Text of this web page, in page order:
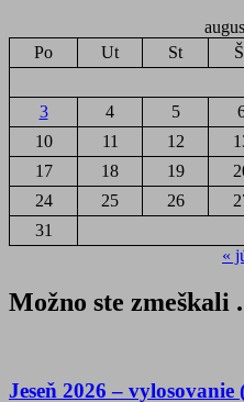
Po
Ut St
3
4 5
10
11 12
17
18 19
24
25 26
31
«
Možno ste zmeškali
Jeseň 2026 –